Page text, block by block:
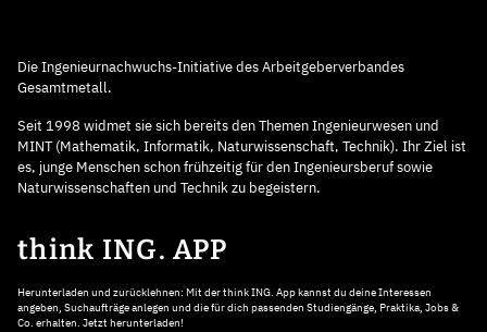
Die Ingenieurnachwuchs-Initiative des Arbeitgeberverbandes
Gesamtmetall.
Seit 1998 widmet sie sich bereits den Themen Ingenieurwesen und
MINT (Mathematik, Informatik, Naturwissenschaft, Technik). Ihr Ziel ist
es, junge Menschen schon frühzeitig für den Ingenieursberuf sowie
Naturwissenschaften und Technik zu begeistern.
think ING. APP
Herunterladen und zurücklehnen: Mit der think ING. App kannst du deine Interessen
angeben, Suchaufträge anlegen und die für dich passenden Studiengänge, Praktika, Jobs &
Co. erhalten. Jetzt herunterladen!